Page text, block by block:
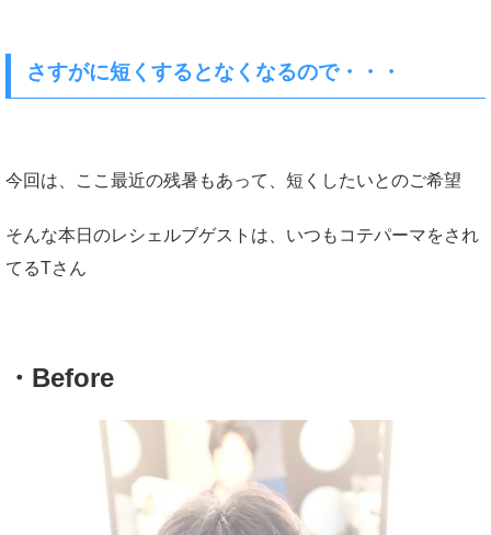
さすがに短くするとなくなるので・・・
今回は、ここ最近の残暑もあって、短くしたいとのご希望
そんな本日のレシェルブゲストは、いつもコテパーマをされ
てるTさん
・Before